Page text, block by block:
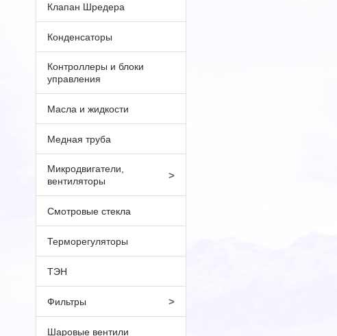
Клапан Шредера
Конденсаторы
Контроллеры и блоки
управления
Масла и жидкости
Медная труба
Микродвигатели,
вентиляторы
>
Смотровые стекла
Терморегуляторы
ТЭН
Фильтры >
Шаровые вентили